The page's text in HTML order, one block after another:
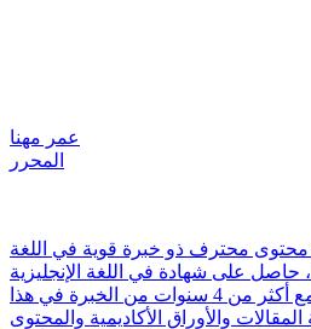
عمر مهنا
المحرر
محترف ذو خبرة قوية في اللغة
حاصل على شهادة في اللغة الإنجليزية
والترجمة من جامعة غزة. مع أكثر من 4 سنوات من الخبرة في هذا
والأوراق الأكاديمية والمحتوى